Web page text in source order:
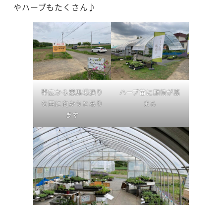
やハーブもたくさん♪
帯広から競馬場通り
を西に向かうとあり
ます
ハーブ苗に期待が高
まる